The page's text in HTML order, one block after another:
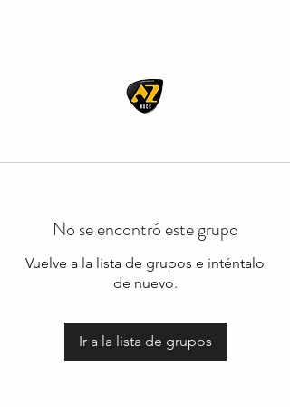
No se encontró este grupo
Vuelve a la lista de grupos e inténtalo
de nuevo.
Ir a la lista de grupos